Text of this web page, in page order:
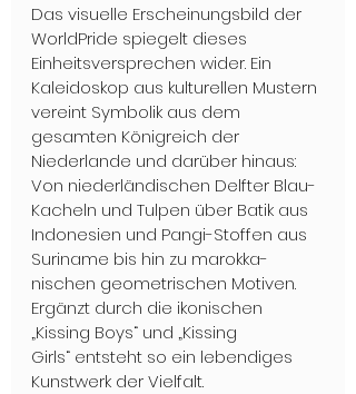
Das visuelle Erscheinungsbild der
WorldPride spiegelt dieses
Einheitsversprechen wider. Ein
Kaleidoskop aus kulturellen Mustern
vereint Symbolik aus dem
gesamten Königreich der
Niederlande und darüber hinaus:
Von niederländischen Delfter Blau-
Kacheln und Tulpen über Batik aus
Indonesien und Pangi-Stoffen aus
Suriname bis hin zu marokka-
nischen geometrischen Motiven.
Ergänzt durch die ikonischen
„Kissing Boys“ und „Kissing
Girls“ entsteht so ein lebendiges
Kunstwerk der Vielfalt.